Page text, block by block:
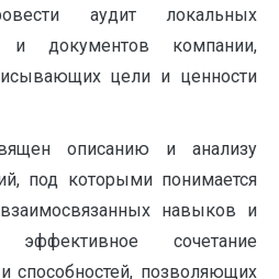
аудит локальных
и документов компании,
цели и ценности
описанию и анализу
под которыми понимается
навыков и
эффективное сочетание
способностей, позволяющих